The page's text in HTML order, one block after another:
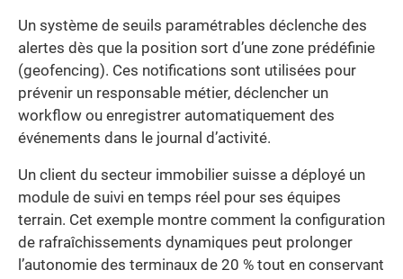
Un système de seuils paramétrables déclenche des
alertes dès que la position sort d’une zone prédéfinie
(geofencing). Ces notifications sont utilisées pour
prévenir un responsable métier, déclencher un
workflow ou enregistrer automatiquement des
événements dans le journal d’activité.
Un client du secteur immobilier suisse a déployé un
module de suivi en temps réel pour ses équipes
terrain. Cet exemple montre comment la configuration
de rafraîchissements dynamiques peut prolonger
l’autonomie des terminaux de 20 % tout en conservant